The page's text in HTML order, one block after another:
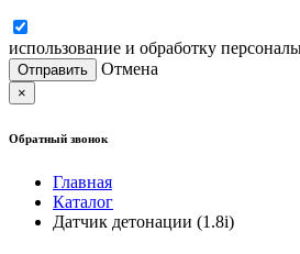
использование и обработку
Отмена
×
Обратный звонок
Главная
Каталог
Датчик детонации (1.8i)